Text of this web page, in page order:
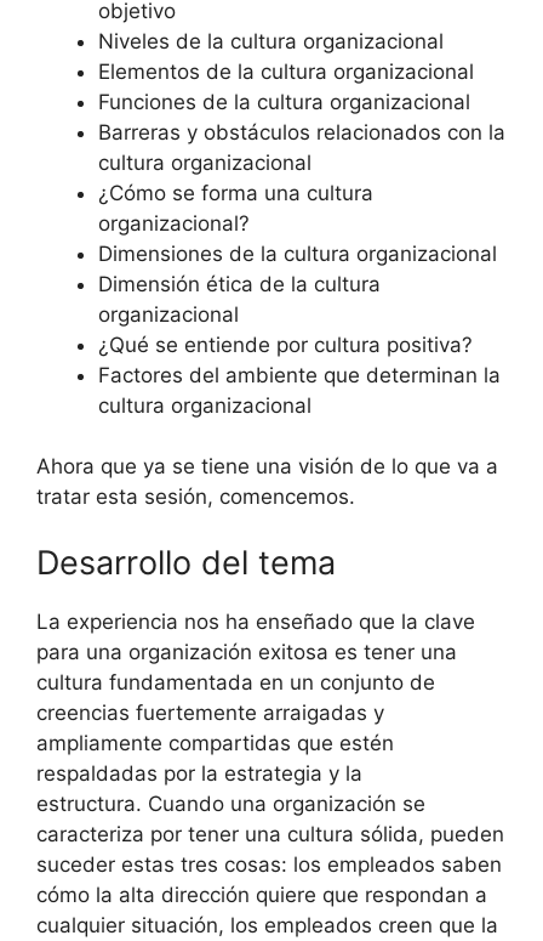
objetivo
Niveles de la cultura organizacional
Elementos de la cultura organizacional
Funciones de la cultura organizacional
Barreras y obstáculos relacionados con la
cultura organizacional
¿Cómo se forma una cultura
organizacional?
Dimensiones de la cultura organizacional
Dimensión ética de la cultura
organizacional
¿Qué se entiende por cultura positiva?
Factores del ambiente que determinan la
cultura organizacional
Ahora que ya se tiene una visión de lo que va a
tratar esta sesión, comencemos.
Desarrollo del tema
La experiencia nos ha enseñado que la clave
para una organización exitosa es tener una
cultura fundamentada en un conjunto de
creencias fuertemente arraigadas y
ampliamente compartidas que estén
respaldadas por la estrategia y la
estructura. Cuando una organización se
caracteriza por tener una cultura sólida, pueden
suceder estas tres cosas: los empleados saben
cómo la alta dirección quiere que respondan a
cualquier situación, los empleados creen que la